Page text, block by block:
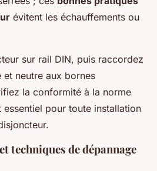
évitent les échauffements ou
sur rail DIN, puis raccordez
et neutre aux bornes
la conformité à la norme
essentiel pour toute installation
techniques de dépannage